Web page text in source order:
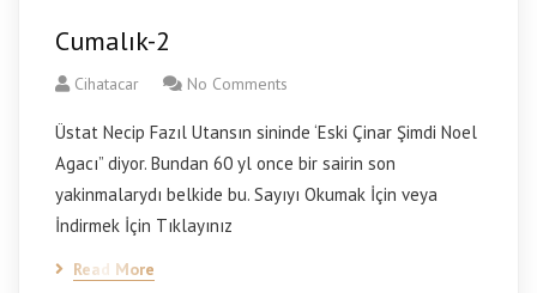
Cumalık-2
Cihatacar No Comments
Üstat Necip Fazıl Utansın sininde ‘Eski Çinar Şimdi Noel
Agacı” diyor. Bundan 60 yl once bir sairin son
yakinmalarydı belkide bu. Sayıyı Okumak İçin veya
İndirmek İçin Tıklayınız
Read More